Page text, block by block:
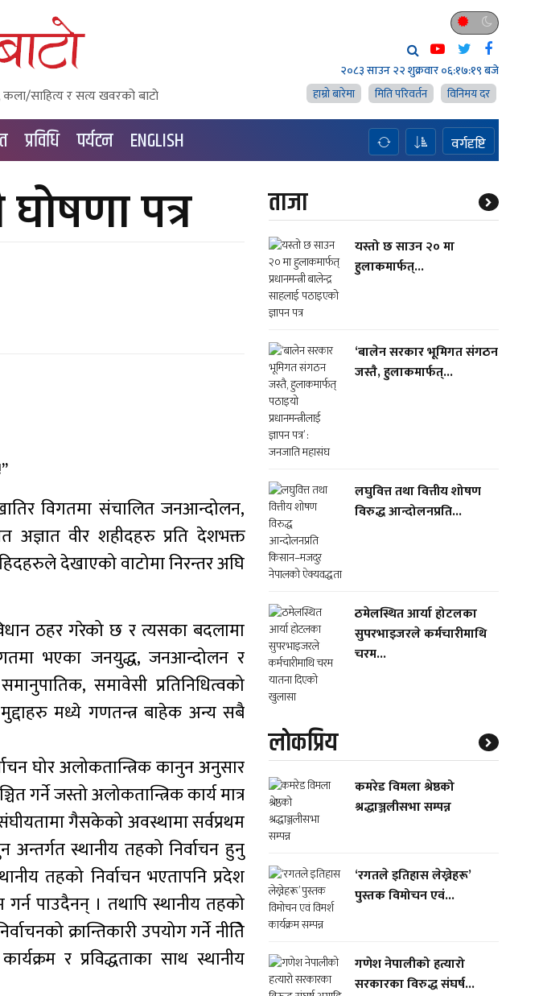
साहित्य र सत्य खवरको बाटाे
२०८३ साउन २२ शुक्रवार०६:१७:२० बजे
हाम्राे बारेमा
मिति परिवर्तन विनिमय दर
प्रविधि पर्यटन ENGLISH वर्गदृष्टि
पत्र
विगतमा संचालित जनआन्दोलन,
अज्ञात वीर शहीदहरु प्रति देशभक्त
देखाएको वाटोमा निरन्तर अघि
ठहर गरेको छ र त्यसका बदलामा
भएका जनयुद्ध, जनआन्दोलन र
समावेसी प्रतिनिधित्वको
मध्ये गणतन्त्र बाहेक अन्य सबै
घोर अलोकतान्त्रिक कानुन अनुसार
गर्ने जस्तो अलोकतान्त्रिक कार्य मात्र
गैसकेको अवस्थामा सर्वप्रथम
स्थानीय तहको निर्वाचन हुनु
तहको निर्वाचन भएतापनि प्रदेश
पाउदैनन् । तथापि स्थानीय तहको
क्रान्तिकारी उपयोग गर्ने नीतिे
र प्रविद्धताका साथ स्थानीय
ताजा
यस्तो छ साउन २० मा
हुलाकमार्फत्...
‘बालेन सरकार भूमिगत संगठन
जस्तै, हुलाकमार्फत्...
लघुवित्त तथा वित्तीय शोषण
विरुद्ध आन्दोलनप्रति...
ठमेलस्थित आर्या होटलका
सुपरभाइजरले कर्मचारीमाथि
चरम...
लाेकप्रिय
कमरेड विमला श्रेष्ठको
श्रद्धाञ्जलीसभा सम्पन्न
‘रगतले इतिहास लेख्नेहरू’
पुस्तक विमोचन एवं...
गणेश नेपालीको हत्यारो
सरकारका विरुद्ध संघर्ष...